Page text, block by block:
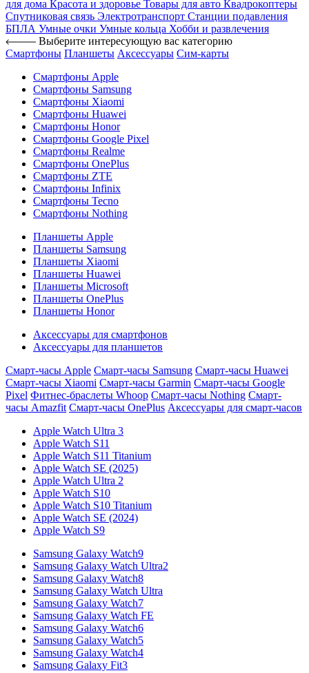
для дома Красота и здоровье Товары для авто Квадрокоптеры
Спутниковая связь Электротранспорт Станции подавления
БПЛА Умные очки Умные кольца Хобби и развлечения
Выберите интересующую вас категорию
Смартфоны Планшеты Аксессуары Сим-карты
Смартфоны Apple
Смартфоны Samsung
Смартфоны Xiaomi
Смартфоны Huawei
Смартфоны Honor
Смартфоны Google Pixel
Смартфоны Realme
Смартфоны OnePlus
Смартфоны ZTE
Смартфоны Infinix
Смартфоны Tecno
Смартфоны Nothing
Планшеты Apple
Планшеты Samsung
Планшеты Xiaomi
Планшеты Huawei
Планшеты Microsoft
Планшеты OnePlus
Планшеты Honor
Аксессуары для смартфонов
Аксессуары для планшетов
Смарт-часы Apple Смарт-часы Samsung Смарт-часы Huawei
Смарт-часы Xiaomi Смарт-часы Garmin Смарт-часы Google
Pixel Фитнес-браслеты Whoop Смарт-часы Nothing Смарт-
часы Amazfit Смарт-часы OnePlus Аксессуары для смарт-часов
Apple Watch Ultra 3
Apple Watch S11
Apple Watch S11 Titanium
Apple Watch SE (2025)
Apple Watch Ultra 2
Apple Watch S10
Apple Watch S10 Titanium
Apple Watch SE (2024)
Apple Watch S9
Samsung Galaxy Watch9
Samsung Galaxy Watch Ultra2
Samsung Galaxy Watch8
Samsung Galaxy Watch Ultra
Samsung Galaxy Watch7
Samsung Galaxy Watch FE
Samsung Galaxy Watch6
Samsung Galaxy Watch5
Samsung Galaxy Watch4
Samsung Galaxy Fit3